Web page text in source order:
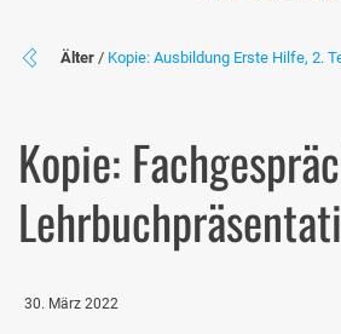
Älter / Kopie: Ausbildung Erste Hilfe, 2.
Kopie:
30. März 2022